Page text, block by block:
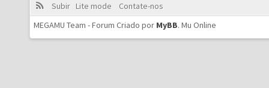
Subir Lite mode
Contate-nos
MEGAMU Team - Forum Criado por MyBB. Mu Online